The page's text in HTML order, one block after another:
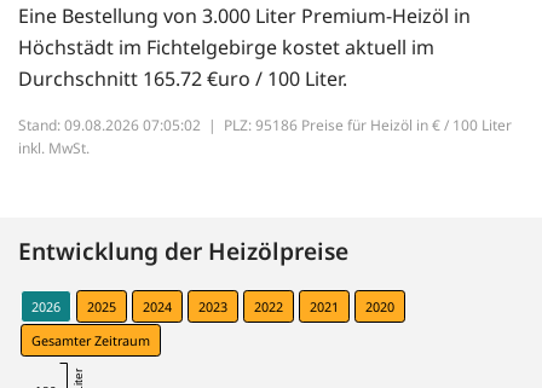
Eine Bestellung von 3.000 Liter Premium-Heizöl in
Höchstädt im Fichtelgebirge kostet aktuell im
Durchschnitt 165.72 €uro / 100 Liter.
Stand: 09.08.2026 07:05:02 | PLZ: 95186 Preise für Heizöl in € / 100 Liter
inkl. MwSt.
Entwicklung der Heizölpreise
2026 2025 2024 2023 2022 2021
2020
Gesamter Zeitraum